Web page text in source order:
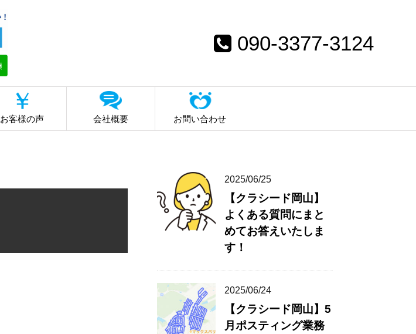
090-3377-3124
お客様の声 会社概要 お問い合わせ
2025/06/25
【クラシード岡山】
よくある質問にまと
めてお答えいたしま
す！
2025/06/24
【クラシード岡山】5
月ポスティング業務